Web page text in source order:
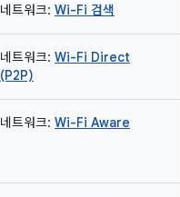
네트워크: Wi-Fi 검색
네트워크: Wi-Fi Direct
(P2P)
네트워크: Wi-Fi Aware